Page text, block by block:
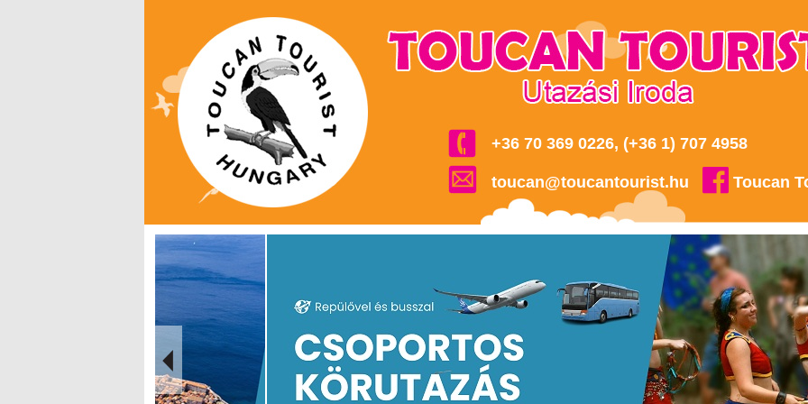
+36 70 369 0226, (+36 1) 707 4958
toucan@toucantourist.hu Toucan